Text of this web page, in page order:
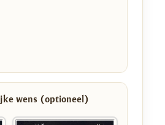
wens (optioneel)